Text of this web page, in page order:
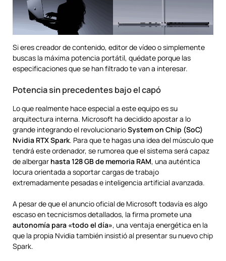
Si eres creador de contenido, editor de vídeo o simplemente
buscas la máxima potencia portátil, quédate porque las
especificaciones que se han filtrado te van a interesar.
Potencia sin precedentes bajo el capó
Lo que realmente hace especial a este equipo es su
arquitectura interna. Microsoft ha decidido apostar a lo
grande integrando el revolucionarioSystem on Chip (SoC)
Nvidia RTX Spark. Para que te hagas una idea del músculo que
tendrá este ordenador, se rumorea que el sistema será capaz
de albergar hasta 128 GB de memoria RAM, una auténtica
locura orientada a soportar cargas de trabajo
extremadamente pesadas e inteligencia artificial avanzada.
A pesar de que el anuncio oficial de Microsoft todavía es algo
escaso en tecnicismos detallados, la firma promete una
autonomía para «todo el día», una ventaja energética en la
que la propia Nvidia también insistió al presentar su nuevo chip
Spark.